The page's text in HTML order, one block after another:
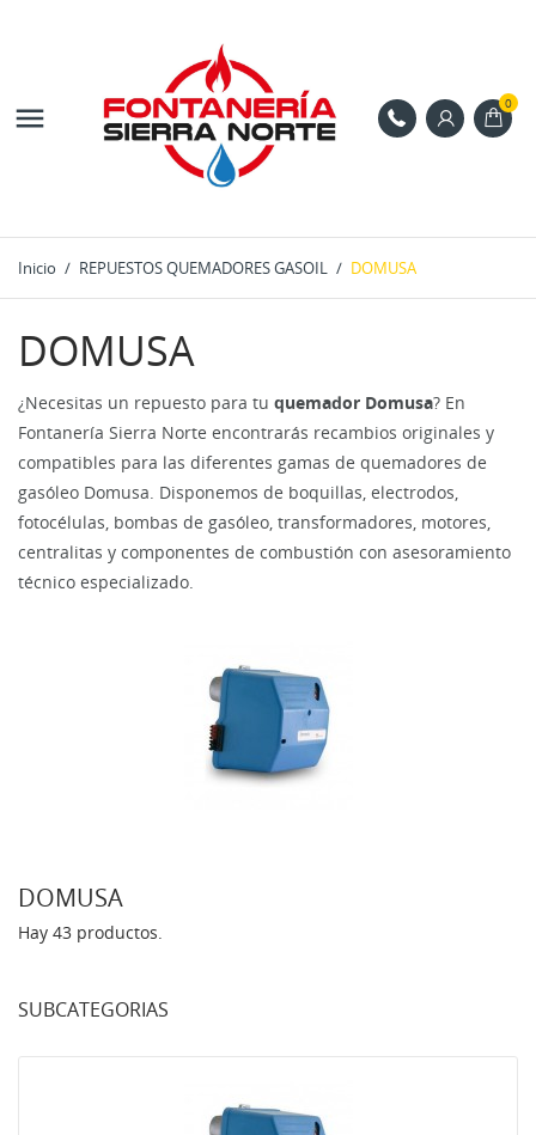
 0
Inicio REPUESTOS QUEMADORES GASOIL DOMUSA
DOMUSA
¿Necesitas un repuesto para tu quemador Domusa? En
Fontanería Sierra Norte encontrarás recambios originales y
compatibles para las diferentes gamas de quemadores de
gasóleo Domusa. Disponemos de boquillas, electrodos,
fotocélulas, bombas de gasóleo, transformadores, motores,
centralitas y componentes de combustión con asesoramiento
técnico especializado.
DOMUSA
Hay 43 productos.
SUBCATEGORIAS